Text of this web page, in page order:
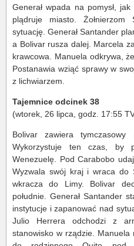
Generał wpada na pomysł,
plądruje miasto.
sytuację. Generał Santander
a Bolivar rusza dalej. Marcela
krawcowa. Manuela odkrywa,
Postanawia wziąć sprawy w
z lichwiarzem.
Tajemnice odcinek 38
(wtorek, 26 lipca, godz. 17:55
Bolivar zawiera tymczasowy
Wykorzystuje ten czas, by
Wenezuelę. Pod Carabobo
Wyzwala swój kraj i wraca do
wkracza do Limy. Bolivar
południe. Generał Santander
instytucje i zapanować nad
Julio Herrera odchodzi z
stanowisko w rządzie.